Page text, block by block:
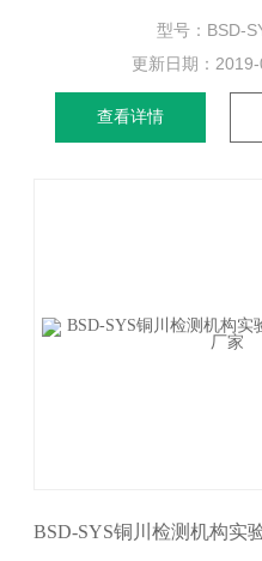
型号：BSD-
更新日期：
查看详情